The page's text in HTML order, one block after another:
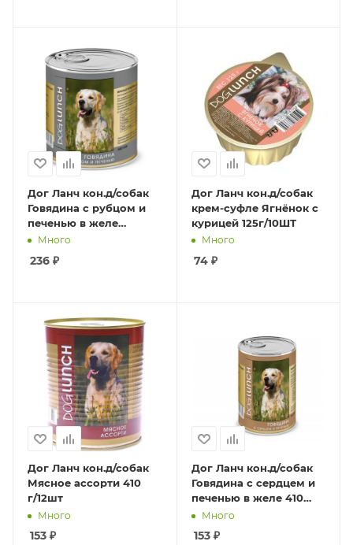
Дог Ланч кон.д/собак
Говядина с рубцом и
печенью в желе
750г/12шт
Много
236 ₽
Дог Ланч кон.д/собак
крем-суфле Ягнёнок с
курицей 125г/10ШТ
Много
74₽
Дог Ланч кон.д/собак
Мясное ассорти 410
г/12шт
Много
153 ₽
Дог Ланч кон.д/собак
Говядина с сердцем и
печенью в желе 410
г/12шт
Много
153₽